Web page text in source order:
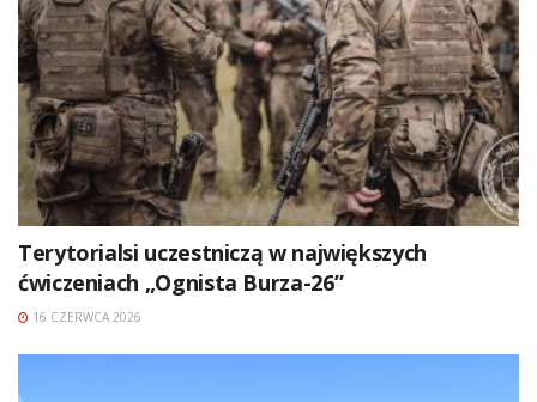
Terytorialsi uczestniczą w największych
ćwiczeniach „Ognista Burza-26”
16 CZERWCA 2026